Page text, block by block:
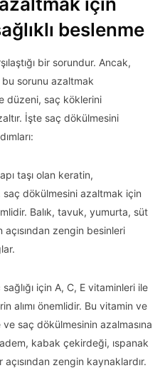
beslenme
bir sorundur. Ancak,
bu sorunu azaltmak
düzeni, saç köklerini
İşte saç dökülmesini
taşı olan keratin,
dökülmesini azaltmak için
Balık, tavuk, yumurta, süt
zengin besinleri
sağlığı için A, C, E vitaminleri ile
alımı önemlidir. Bu vitamin ve
saç dökülmesinin azalmasına
kabak çekirdeği, ıspanak
zengin kaynaklardır.